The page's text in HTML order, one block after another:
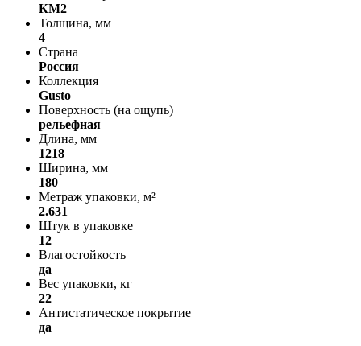
КМ2
Толщина, мм
4
Страна
Россия
Коллекция
Gusto
Поверхность (на ощупь)
рельефная
Длина, мм
1218
Ширина, мм
180
Метраж упаковки, м²
2.631
Штук в упаковке
12
Влагостойкость
да
Вес упаковки, кг
22
Антистатическое покрытие
да